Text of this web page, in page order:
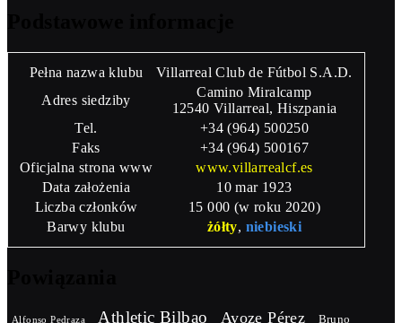
Pełna nazwa klubu
Villarreal Club de Fútbol S.A.D.
Adres siedziby
Camino Miralcamp
12540 Villarreal, Hiszpania
Tel.
+34 (964) 500250
Faks
+34 (964) 500167
Oficjalna strona www
www.villarrealcf.es
Data założenia
10 mar 1923
Liczba członków
15 000 (w roku 2020)
Barwy klubu
żółty, niebieski
Alfonso Pedraza Athletic Bilbao Ayoze Pérez
Bruno